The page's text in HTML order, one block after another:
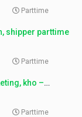
Parttime
shipper parttime
Parttime
kho –
Parttime